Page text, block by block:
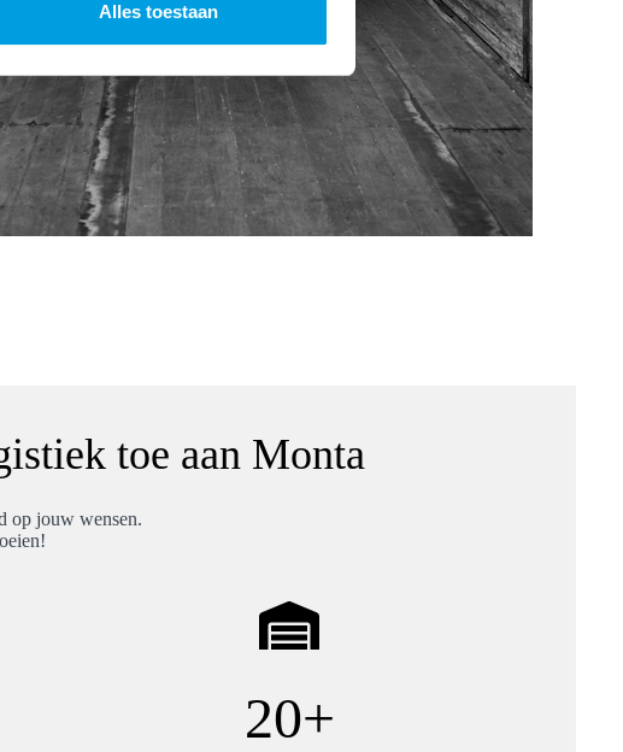
Alles toestaan
toe aan Monta
op jouw wensen.
20+